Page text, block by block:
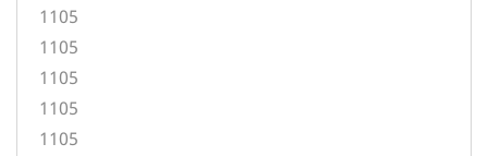
1105
1105
1105
1105
1105